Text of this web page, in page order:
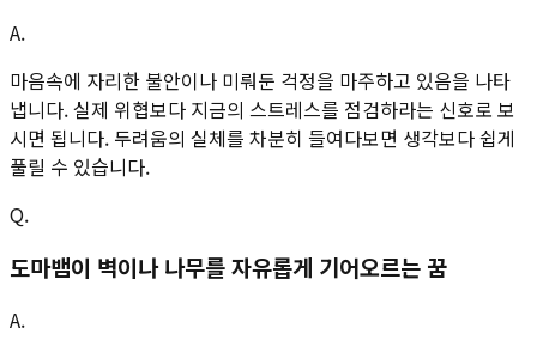
A.
마음속에 자리한 불안이나 미뤄둔 걱정을 마주하고 있음을 나타
냅니다. 실제 위협보다 지금의 스트레스를 점검하라는 신호로 보
시면 됩니다. 두려움의 실체를 차분히 들여다보면 생각보다 쉽게
풀릴 수 있습니다.
Q.
도마뱀이 벽이나 나무를 자유롭게 기어오르는 꿈
A.